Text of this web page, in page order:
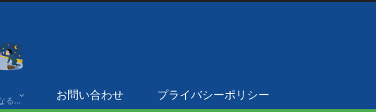
管理人の経験から、為になる話や自身の経験談を発信。
お問い合わせ プライバシーポリシー